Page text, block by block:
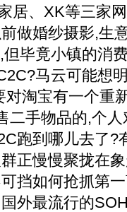
居、XK等三家
做婚纱摄影,生
毕竟小镇的消
马云可能想
对淘宝有一个重
二手物品的,个
跑到哪儿去了?
正慢慢聚拢在
挡如何抢抓第
外最流行的